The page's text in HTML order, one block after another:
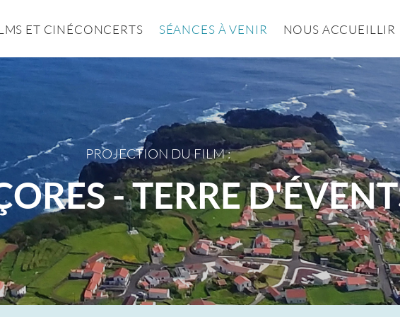
ET CINÉCONCERTS SÉANCES À VENIR NOUS ACCUEILLIR
PROJECTION DU FILM :
- TERRE